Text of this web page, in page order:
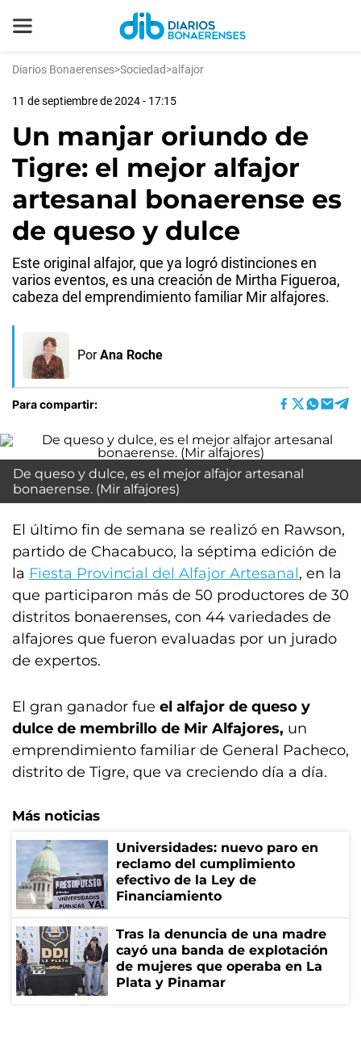
Diarios Bonaerenses>Sociedad>alfajor
11 de septiembre de 2024 - 17:15
Un manjar oriundo de
Tigre: el mejor alfajor
artesanal bonaerense es
de queso y dulce
Este original alfajor, que ya logró distinciones en
varios eventos, es una creación de Mirtha Figueroa,
cabeza del emprendimiento familiar Mir alfajores.
Por Ana Roche
Para compartir:
De queso y dulce, es el mejor alfajor artesanal
bonaerense. (Mir alfajores)
El último fin de semana se realizó en Rawson,
partido de Chacabuco, la séptima edición de
la Fiesta Provincial del Alfajor Artesanal, en la
que participaron más de 50 productores de 30
distritos bonaerenses, con 44 variedades de
alfajores que fueron evaluadas por un jurado
de expertos.
El gran ganador fue el alfajor de queso y
dulce de membrillo de Mir Alfajores, un
emprendimiento familiar de General Pacheco,
distrito de Tigre, que va creciendo día a día.
Más noticias
Universidades: nuevo paro en
reclamo del cumplimiento
efectivo de la Ley de
Financiamiento
Tras la denuncia de una madre
cayó una banda de explotación
de mujeres que operaba en La
Plata y Pinamar